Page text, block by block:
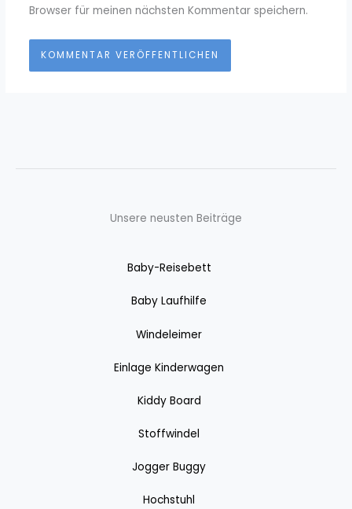
Browser für meinen nächsten Kommentar speichern.
Unsere neusten Beiträge
Baby-Reisebett
Baby Laufhilfe
Windeleimer
Einlage Kinderwagen
Kiddy Board
Stoffwindel
Jogger Buggy
Hochstuhl